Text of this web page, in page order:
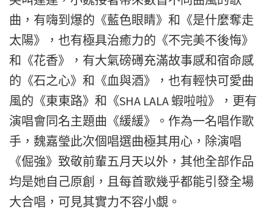
曲，有嗨到爆的《藍色眼睛》和《是什麼奪走
太陽》，也有極具治癒力的《不完美不後悔》
和《花香》，有大氣磅礡充滿故事感和宿命感
的《石之心》和《血與酒》，也有輕快可愛曲
風的《東東路》和《SHA LALA 蝦啦啦》，更有
演唱會同名主題曲《緩緩》。作為一名唱作歌
手，魏嘉瑩此次個唱選曲極其用心，除演唱
《倔強》致敬前輩五月天以外，其他全部作品
均是她自己原創，且每首歌幾乎都能引發全場
大合唱，可見其實力不容小覷。